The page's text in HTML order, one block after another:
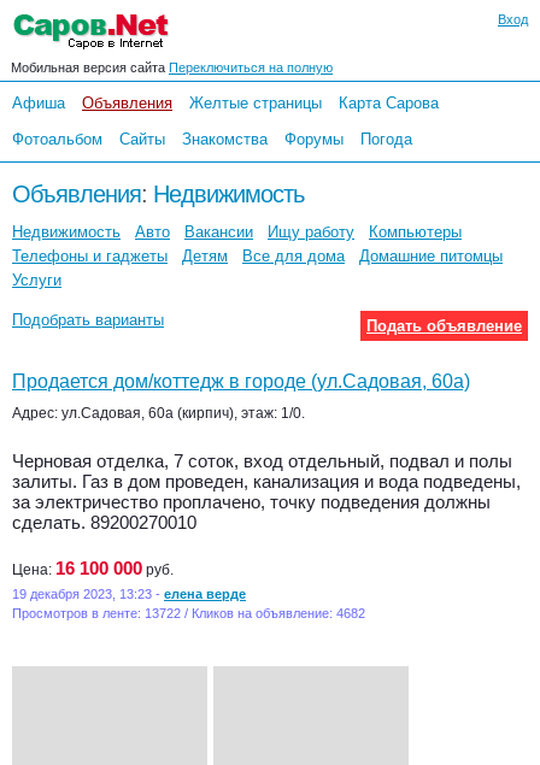
Вход
Мобильная версия сайта Переключиться на полную
Афиша Объявления Желтые страницы
Карта Сарова
Фотоальбом
Сайты Знакомства Форумы Погода
Объявления: Недвижимость
Недвижимость Авто Вакансии Ищу работу
Компьютеры
Телефоны и гаджеты
Детям Все для дома
Домашние питомцы
Услуги
Подать объявление
Подобрать варианты
Продается дом/коттедж в городе (ул.Садовая, 60а)
Адрес: ул.Садовая, 60а (кирпич), этаж: 1/0.
Черновая отделка, 7 соток, вход отдельный, подвал и полы
залиты. Газ в дом проведен, канализация и вода подведены,
за электричество проплачено, точку подведения должны
сделать. 89200270010
Цена: 16 100 000 руб.
19 декабря 2023, 13:23 - елена верде
Просмотров в ленте: 13722 / Кликов на объявление: 4682